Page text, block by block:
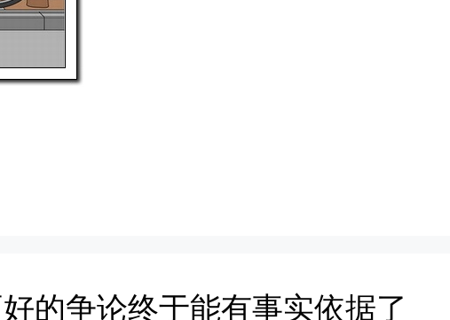
的争论终于能有事实依据了